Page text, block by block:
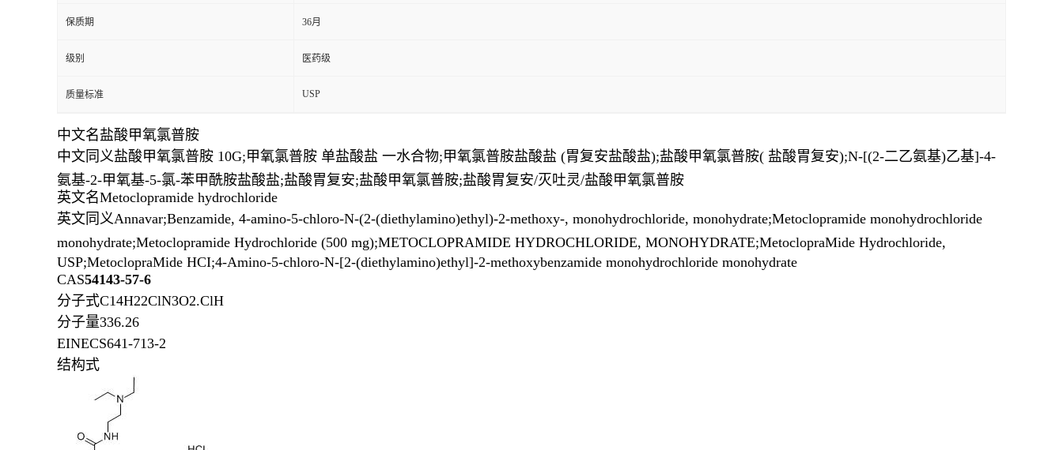
保质期 36月
级别 医药级
质量标准 USP
中文名盐酸甲氧氯普胺
中文同义盐酸甲氧氯普胺 10G;甲氧氯普胺 单盐酸盐 一水合物;甲氧氯普胺盐酸盐 (胃复安盐酸盐);盐酸甲氧氯普胺( 盐酸胃复安);N-[(2-二乙氨基)乙基]-4-
氨基-2-甲氧基-5-氯-苯甲酰胺盐酸盐;盐酸胃复安;盐酸甲氧氯普胺;盐酸胃复安/灭吐灵/盐酸甲氧氯普胺
英文名Metoclopramide hydrochloride
英文同义Annavar;Benzamide, 4-amino-5-chloro-N-(2-(diethylamino)ethyl)-2-methoxy-, monohydrochloride, monohydrate;Metoclopramide monohydrochloride
monohydrate;Metoclopramide Hydrochloride (500 mg);METOCLOPRAMIDE HYDROCHLORIDE, MONOHYDRATE;MetoclopraMide Hydrochloride,
USP;MetoclopraMide HCI;4-Amino-5-chloro-N-[2-(diethylamino)ethyl]-2-methoxybenzamide monohydrochloride monohydrate
CAS54143-57-6
分子式C14H22ClN3O2.ClH
分子量336.26
EINECS641-713-2
结构式